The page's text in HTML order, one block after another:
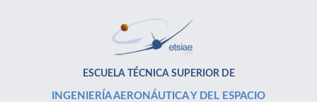
ESCUELA TÉCNICA SUPERIOR DE
INGENIERÍA AERONÁUTICA Y DEL ESPACIO